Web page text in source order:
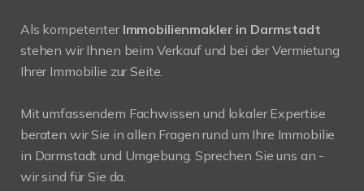
Als kompetenter Immobilienmakler in Darmstadt
stehen wir Ihnen beim Verkauf und bei der Vermietung
Ihrer Immobilie zur Seite.
Mit umfassendem Fachwissen und lokaler Expertise
beraten wir Sie in allen Fragen rund um Ihre Immobilie
in Darmstadt und Umgebung. Sprechen Sie uns an -
wir sind für Sie da.